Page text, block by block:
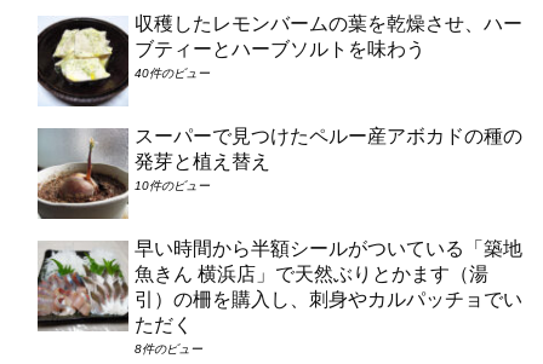
収穫したレモンバームの葉を乾燥させ、ハー
ブティーとハーブソルトを味わう
40件のビュー
スーパーで見つけたペルー産アボカドの種の
発芽と植え替え
10件のビュー
早い時間から半額シールがついている「築地
魚きん 横浜店」で天然ぶりとかます（湯
引）の柵を購入し、刺身やカルパッチョでい
ただく
8件のビュー